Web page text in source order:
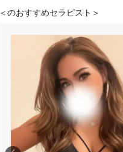
＜のおすすめセラピスト＞